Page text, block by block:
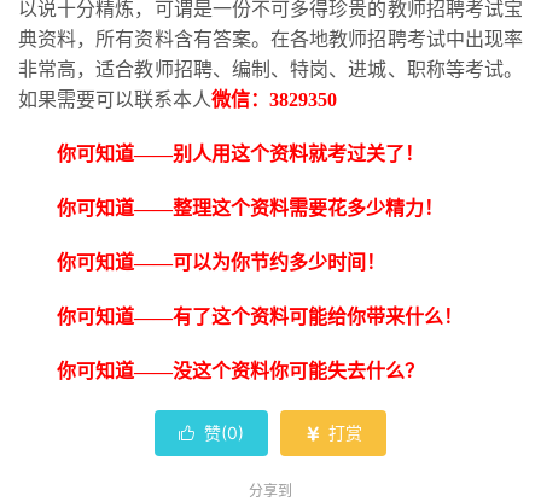
以说十分精炼，可谓是一份不可多得珍贵的教师招聘考试宝
典资料，所有资料含有答案。在各地教师招聘考试中出现率
非常高，适合教师招聘、编制、特岗、进城、职称等考试。
如果需要可以联系本人微信： 3829350
你可知道——别人用这个资料就考过关了！
你可知道——整理这个资料需要花多少精力！
你可知道——可以为你节约多少时间！
你可知道——有了这个资料可能给你带来什么！
你可知道——没这个资料你可能失去什么？
 赞(0)  打赏
分享到